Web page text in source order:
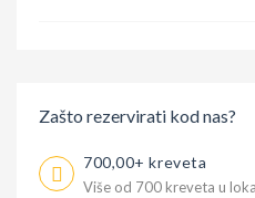
Zašto rezervirati kod nas?
700,00+ kreveta
Više od 700 kreveta u